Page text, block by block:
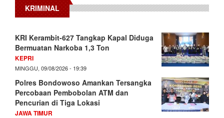
KRIMINAL
KRI Kerambit-627 Tangkap Kapal Diduga
Bermuatan Narkoba 1,3 Ton
KEPRI
MINGGU, 09/08/2026 - 19:39
Polres Bondowoso Amankan Tersangka
Percobaan Pembobolan ATM dan
Pencurian di Tiga Lokasi
JAWA TIMUR